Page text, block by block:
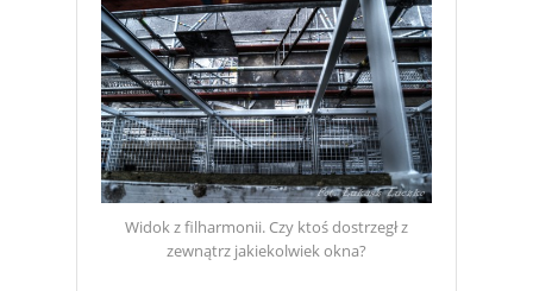
Widok z filharmonii. Czy ktoś dostrzegł z
zewnątrz jakiekolwiek okna?